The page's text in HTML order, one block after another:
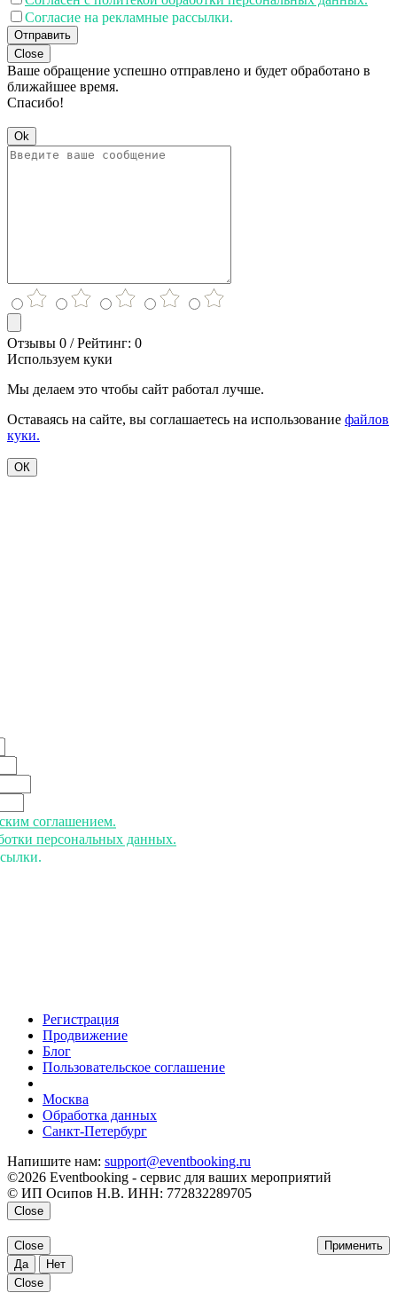
Согласие на рекламные рассылки.
Отправить
Close
Ваше обращение успешно отправлено и будет обработано в
ближайшее время.
Спасибо!
Ok
Отзывы 0 / Рейтинг: 0
Используем куки
Мы делаем это чтобы сайт работал лучше.
Оставаясь на сайте, вы соглашаетесь на использование файлов
куки.
ОК
соглашением.
персональных данных.
Регистрация
Продвижение
Блог
Пользовательское соглашение
Москва
Обработка данных
Санкт-Петербург
Напишите нам: support@eventbooking.ru
©2026 Eventbooking - сервис для ваших мероприятий
© ИП Осипов Н.В. ИНН: 772832289705
Close
Применить
Close
Да
Нет
Close